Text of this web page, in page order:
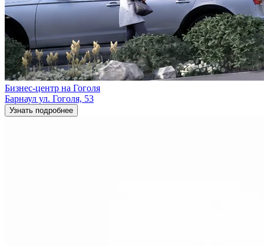
Бизнес-центр на Гоголя
Барнаул ул. Гоголя, 53
Узнать подробнее